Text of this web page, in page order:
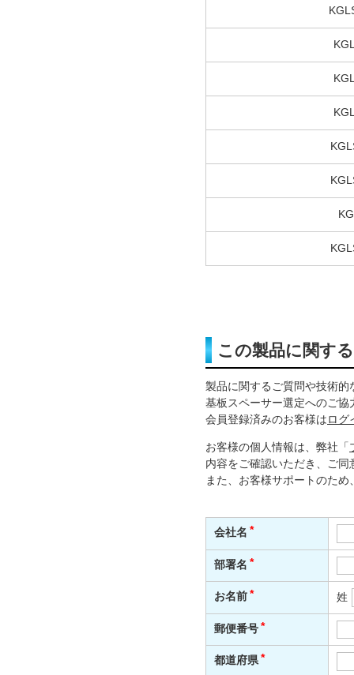
この製品に関す
製品に関するご質問や技術
基板スペーサー選定へのご協
会員登録済みのお客様はログ
お客様の個人情報は、弊社「
内容をご確認いただき、ご
また、お客様サポートのた